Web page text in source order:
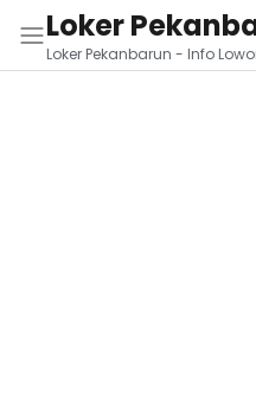
Loker
Loker Pekanbarun - Info